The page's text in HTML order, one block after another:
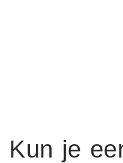
Kun je